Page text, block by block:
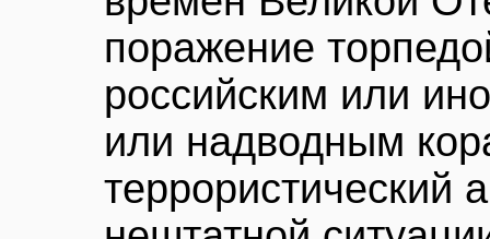
поражение
российским или
или надводным
террористический